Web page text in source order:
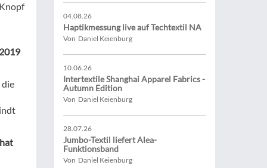
die
04.08.26
Haptikmessung live auf Techtextil NA
Von Daniel Keienburg
10.06.26
Intertextile Shanghai Apparel Fabrics -
Autumn Edition
Von Daniel Keienburg
28.07.26
Jumbo-Textil liefert Alea-
Funktionsband
Von Daniel Keienburg